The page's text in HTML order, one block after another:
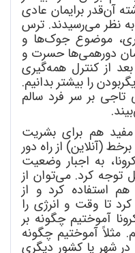
آنقدر برایمان عادی
به نظر میرسیدند. ترس
موضوع جوکها و
دورهمیها حسرت و
از کنترل همهگیری
را بیشتر بدانیم.
تاجی بر سر فرد سالم
بیند.
هم برای بشریت
(آنلاین) از راه دور
به اجبار وضعیت
توجه کرد. میتوان از
هم استفاده کرد و از
تا وقت و انرژی را
آموختیم چگونه بر
مثلاً آموختیم چگونه
شهر یا کشور دیگری